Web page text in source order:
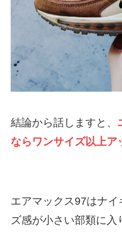
結論から話しますと、
ならワンサイズ以上ア
エアマックス97はナ
ズ感が小さい部類に入